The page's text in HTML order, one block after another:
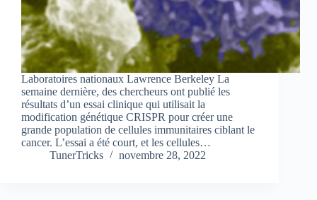
Laboratoires nationaux Lawrence Berkeley La
semaine dernière, des chercheurs ont publié les
résultats d’un essai clinique qui utilisait la
modification génétique CRISPR pour créer une
grande population de cellules immunitaires ciblant le
cancer. L’essai a été court, et les cellules…
TunerTricks
novembre 28, 2022